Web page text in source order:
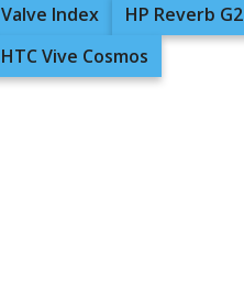
Valve Index
HP Reverb G2
HTC Vive Cosmos